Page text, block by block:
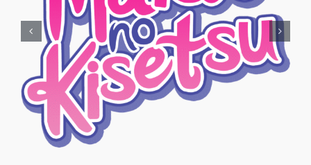
1
Juli 26
MAIDO NO KISETSU
Auch dieses Jahr heißen euch wieder
die Maids und Gentlemen vom Maido
no Kisetsu Maidcafé auf dem CosDay² herzlich
willkommen. Neben [...]
1 STADTMOBIL RHEIN-MAIN